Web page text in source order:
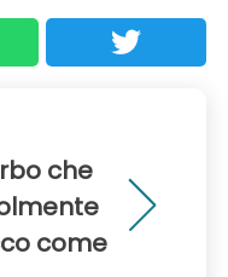
che
come